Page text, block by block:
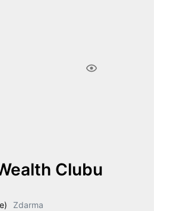
Clubu
Zdarma